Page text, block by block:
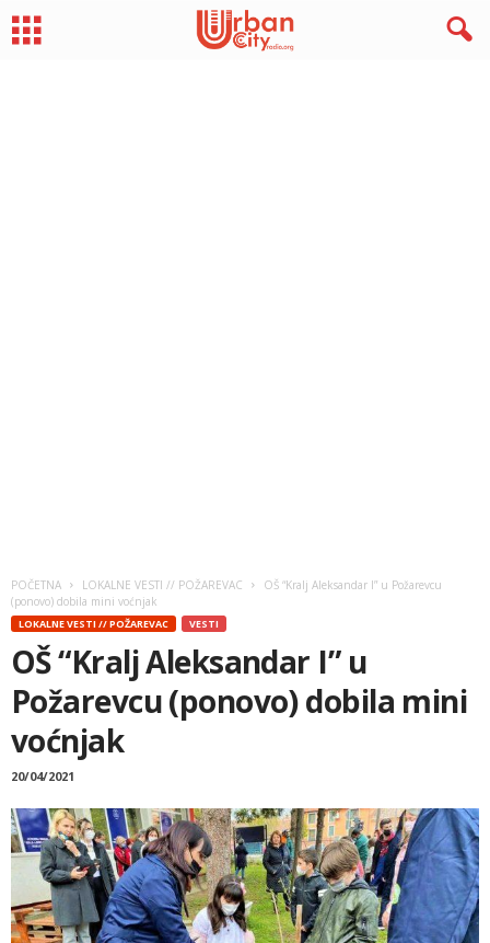
POČETNA LOKALNE VESTI // POŽAREVAC
OŠ “Kralj Aleksandar I” u Požarevcu
(ponovo) dobila mini voćnjak
LOKALNE VESTI // POŽAREVAC VESTI
OŠ “Kralj Aleksandar I” u
Požarevcu (ponovo) dobila mini
voćnjak
20/04/2021